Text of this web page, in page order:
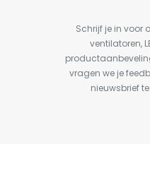
Schrijf je in voor
ventilatoren,
vragen we je
nieuwsbrief